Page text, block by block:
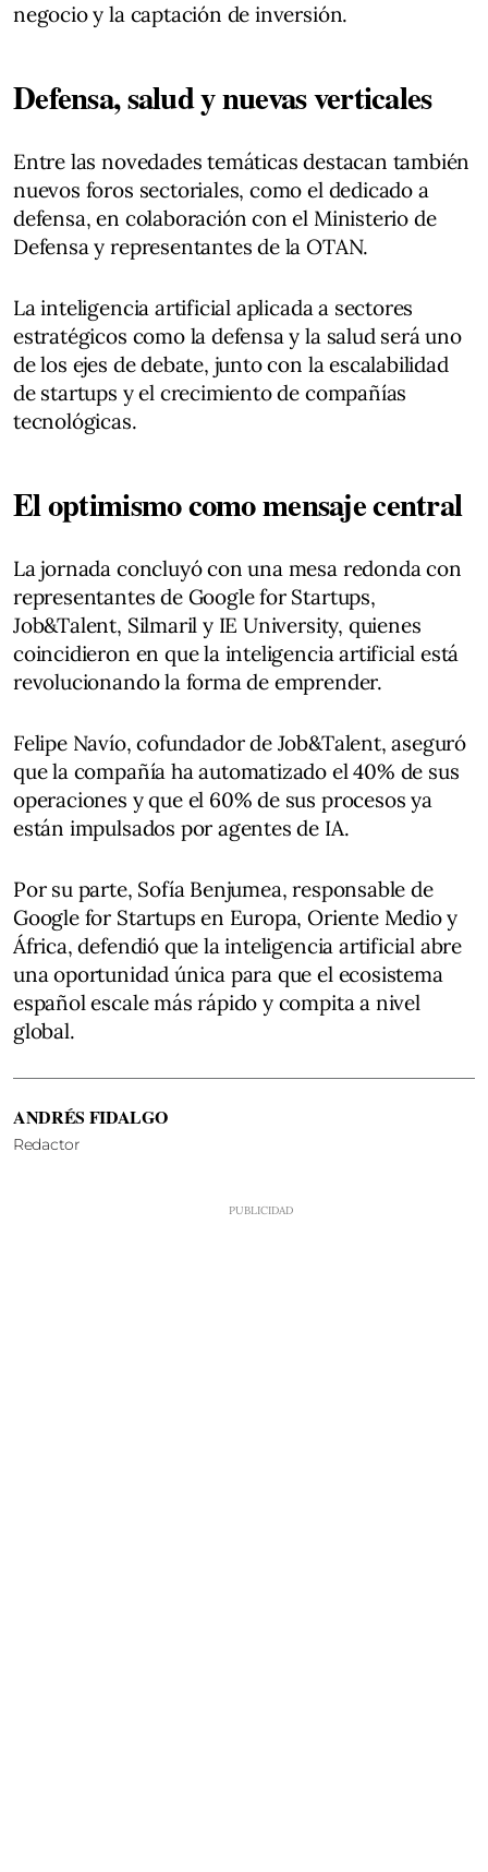
negocio y la captación de inversión.
Defensa, salud y nuevas verticales
Entre las novedades temáticas destacan también
nuevos foros sectoriales, como el dedicado a
defensa, en colaboración con el Ministerio de
Defensa y representantes de la OTAN.
La inteligencia artificial aplicada a sectores
estratégicos como la defensa y la salud será uno
de los ejes de debate, junto con la escalabilidad
de startups y el crecimiento de compañías
tecnológicas.
El optimismo como mensaje central
La jornada concluyó con una mesa redonda con
representantes de Google for Startups,
Job&Talent, Silmaril y IE University, quienes
coincidieron en que la inteligencia artificial está
revolucionando la forma de emprender.
Felipe Navío, cofundador de Job&Talent, aseguró
que la compañía ha automatizado el 40% de sus
operaciones y que el 60% de sus procesos ya
están impulsados por agentes de IA.
Por su parte, Sofía Benjumea, responsable de
Google for Startups en Europa, Oriente Medio y
África, defendió que la inteligencia artificial abre
una oportunidad única para que el ecosistema
español escale más rápido y compita a nivel
global.
ANDRÉS FIDALGO
Redactor